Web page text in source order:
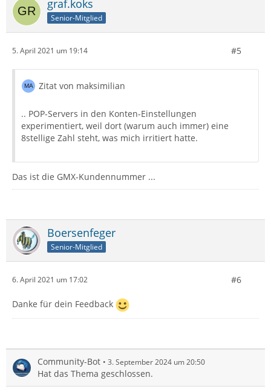
graf.koks
Senior-Mitglied
5. April 2021 um 19:14 #5
Zitat von maksimilian
.. POP-Servers in den Konten-Einstellungen
experimentiert, weil dort (warum auch immer) eine
8stellige Zahl steht, was mich irritiert hatte.
Das ist die GMX-Kundennummer ...
Boersenfeger
Senior-Mitglied
6. April 2021 um 17:02 #6
Danke für dein Feedback
Community-Bot 3. September 2024 um 20:50
Hat das Thema geschlossen.